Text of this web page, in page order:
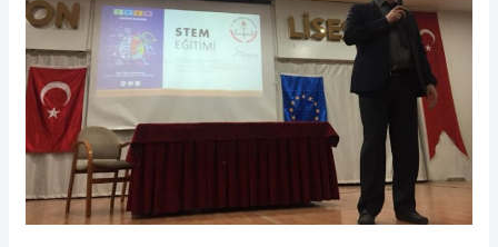
Çalıştayı
Afyonkarahisar